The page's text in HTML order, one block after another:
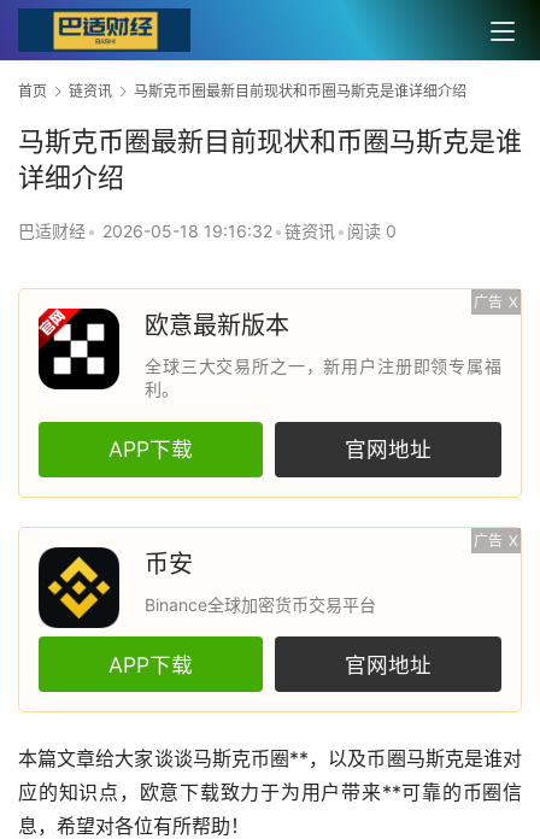
首页 链资讯 马斯克币圈最新目前现状和币圈马斯克是谁详细介绍
马斯克币圈最新目前现状和币圈马斯克是谁
详细介绍
巴适财经• 2026-05-18 19:16:32•链资讯 • 阅读 0
广告 X
欧意最新版本
全球三大交易所之一，新用户注册即领专属福
利。
APP下载 官网地址
广告 X
币安
Binance全球加密货币交易平台
APP下载 官网地址
本篇文章给大家谈谈马斯克币圈**，以及币圈马斯克是谁对
应的知识点， 欧意下载致力于为用户带来**可靠的币圈信
息，希望对各位有所帮助！